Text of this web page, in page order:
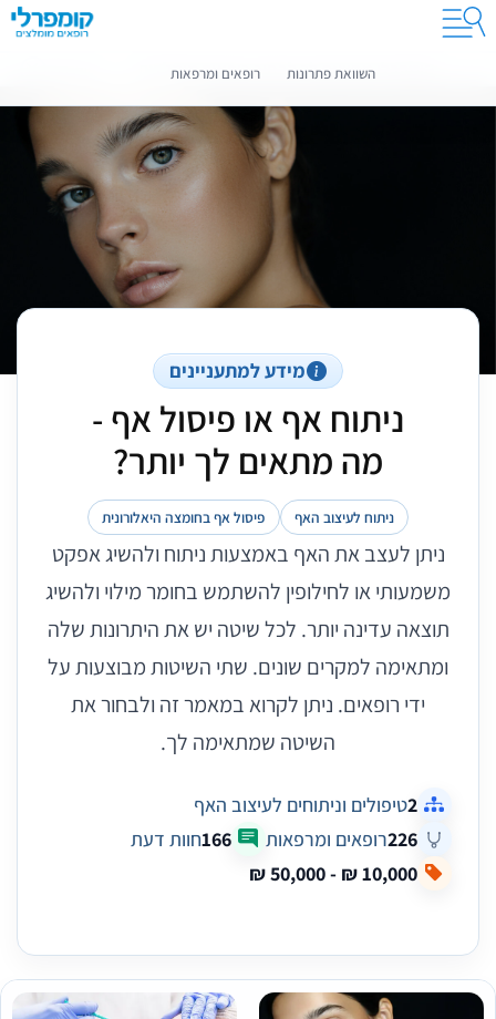
קומפרלי מסייעת לך לבחור רופאים מומלצים
השוואת פתרונות רופאים ומרפאות
מידע למתעניינים
ניתוח אף או פיסול אף -
מה מתאים לך יותר?
ניתוח לעיצוב האף פיסול אף בחומצה היאלורונית
ניתן לעצב את האף באמצעות ניתוח ולהשיג אפקט
משמעותי או לחילופין להשתמש בחומר מילוי ולהשיג
תוצאה עדינה יותר. לכל שיטה יש את היתרונות שלה
ומתאימה למקרים שונים. שתי השיטות מבוצעות על
ידי רופאים. ניתן לקרוא במאמר זה ולבחור את
השיטה שמתאימה לך.
2טיפולים וניתוחים לעיצוב האף
226רופאים ומרפאות 166חוות דעת
‏10,000 ₪ - ‏50,000 ₪